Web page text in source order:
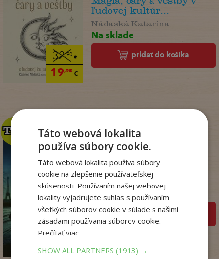
32,90€
19,95€
ľudovej kultúr...
Nádaská Katarína
Na sklade
pridať do košíka
14,90 €
3 €
TOP
TOP
Kým Paríž spal
Druart Ruth
Na sklade
pridať do košíka
Táto webová lokalita
používa súbory cookie.
Táto webová lokalita používa súbory
cookie na zlepšenie používateľskej
skúsenosti. Používaním našej webovej
lokality vyjadrujete súhlas s používaním
všetkých súborov cookie v súlade s našimi
zásadami používania súborov cookie.
Prečítať viac
SHOW ALL PARTNERS(1913) →